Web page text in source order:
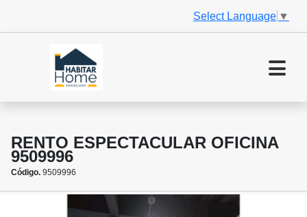
Select Language ▼
RENTO ESPECTACULAR OFICINA
9509996
Código. 9509996